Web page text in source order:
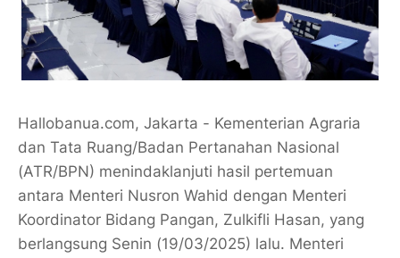
Hallobanua.com, Jakarta - Kementerian Agraria
dan Tata Ruang/Badan Pertanahan Nasional
(ATR/BPN) menindaklanjuti hasil pertemuan
antara Menteri Nusron Wahid dengan Menteri
Koordinator Bidang Pangan, Zulkifli Hasan, yang
berlangsung Senin (19/03/2025) lalu. Menteri